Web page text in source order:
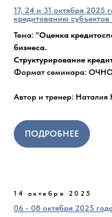
17, 24 и 31 октября
кредитованию
Тема: "Оценка
бизнеса.
Структурирование
Формат семинара:
Автор и тренер:
ПОДРОБНЕЕ
14 октября 2025
06 - 08 октября 2025